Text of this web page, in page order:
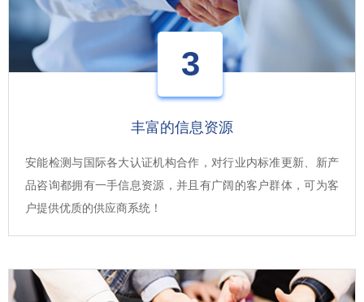
3
丰富的信息资源
安能检测与国际各大认证机构合作，对行业内标准更新、新产
品咨询都拥有一手信息资源，并且有广阔的客户群体，可为客
户提供优质的供应商系统！